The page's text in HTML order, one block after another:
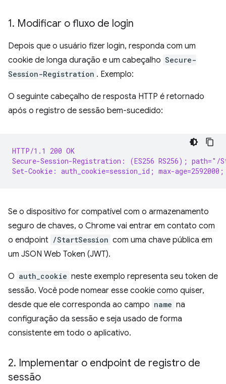
1. Modificar o fluxo de login
Depois que o usuário fizer login, responda com um
cookie de longa duração e um cabeçalho Secure-
Session-Registration . Exemplo:
O seguinte cabeçalho de resposta HTTP é retornado
após o registro de sessão bem-sucedido:
HTTP/1.1 200 OK
Secure-Session-Registration: (ES256 RS256); path="/
Set-Cookie: auth_cookie=session_id; max-
Se o dispositivo for compatível com o armazenamento
seguro de chaves, o Chrome vai entrar em contato com
o endpoint /StartSession com uma chave pública em
um JSON Web Token (JWT).
O auth_cookie neste exemplo representa seu token de
sessão. Você pode nomear esse cookie como quiser,
desde que ele corresponda ao campo name na
configuração da sessão e seja usado de forma
consistente em todo o aplicativo.
2. Implementar o endpoint de registro de
sessão